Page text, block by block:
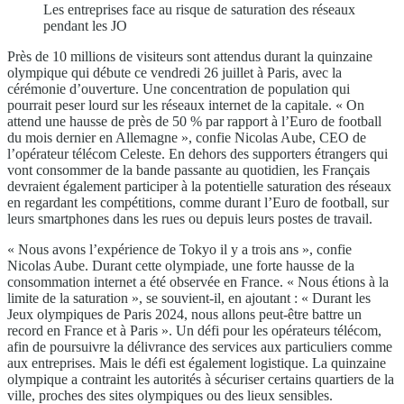
Les entreprises face au risque de saturation des réseaux
pendant les JO
Près de 10 millions de visiteurs sont attendus durant la quinzaine
olympique qui débute ce vendredi 26 juillet à Paris, avec la
cérémonie d’ouverture. Une concentration de population qui
pourrait peser lourd sur les réseaux internet de la capitale. « On
attend une hausse de près de 50 % par rapport à l’Euro de football
du mois dernier en Allemagne », confie Nicolas Aube, CEO de
l’opérateur télécom Celeste. En dehors des supporters étrangers qui
vont consommer de la bande passante au quotidien, les Français
devraient également participer à la potentielle saturation des réseaux
en regardant les compétitions, comme durant l’Euro de football, sur
leurs smartphones dans les rues ou depuis leurs postes de travail.
« Nous avons l’expérience de Tokyo il y a trois ans », confie
Nicolas Aube. Durant cette olympiade, une forte hausse de la
consommation internet a été observée en France. « Nous étions à la
limite de la saturation », se souvient-il, en ajoutant : « Durant les
Jeux olympiques de Paris 2024, nous allons peut-être battre un
record en France et à Paris ». Un défi pour les opérateurs télécom,
afin de poursuivre la délivrance des services aux particuliers comme
aux entreprises. Mais le défi est également logistique. La quinzaine
olympique a contraint les autorités à sécuriser certains quartiers de la
ville, proches des sites olympiques ou des lieux sensibles.